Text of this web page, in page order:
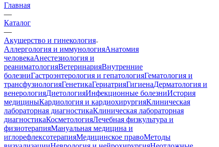
Главная
—
Каталог
—
Акушерство и гинекология
Аллергология и иммунологияАнатомия
человекаАнестезиология и
реаниматологияВетеринарияВнутренние
болезниГастроэнтерология и гепатологияГематология и
трансфузиологияГенетикаГериатрияГигиенаДерматология и
венерологияДиетологияИнфекционные болезниИстория
медициныКардиология и кардиохирургияКлиническая
лабораторная диагностикаКлиническая лабораторная
диагностикаКосметологияЛечебная физкультура и
физиотерапияМануальная медицина и
иглорефлексотерапияМедицинское правоМетоды